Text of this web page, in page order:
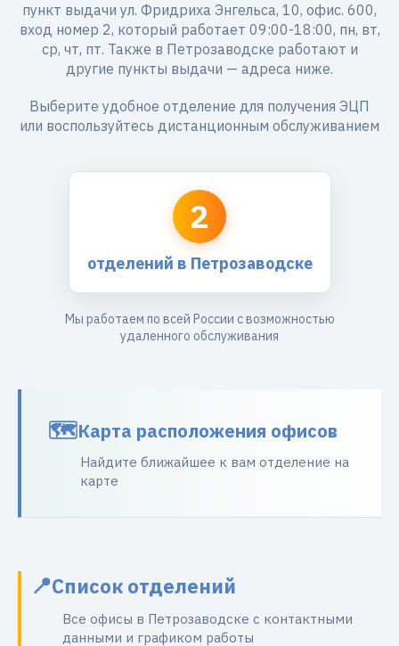
пункт выдачи ул. Фридриха Энгельса, 10, офис. 600,
вход номер 2, который работает 09:00-18:00, пн, вт,
ср, чт, пт. Также в Петрозаводске работают и
другие пункты выдачи — адреса ниже.
Выберите удобное отделение для получения ЭЦП
или воспользуйтесь дистанционным обслуживанием
2
отделений в Петрозаводске
Мы работаем по всей России с возможностью
удаленного обслуживания
Карта расположения офисов
Найдите ближайшее к вам отделение на
карте
Список отделений
Все офисы в Петрозаводске с контактными
данными и графиком работы